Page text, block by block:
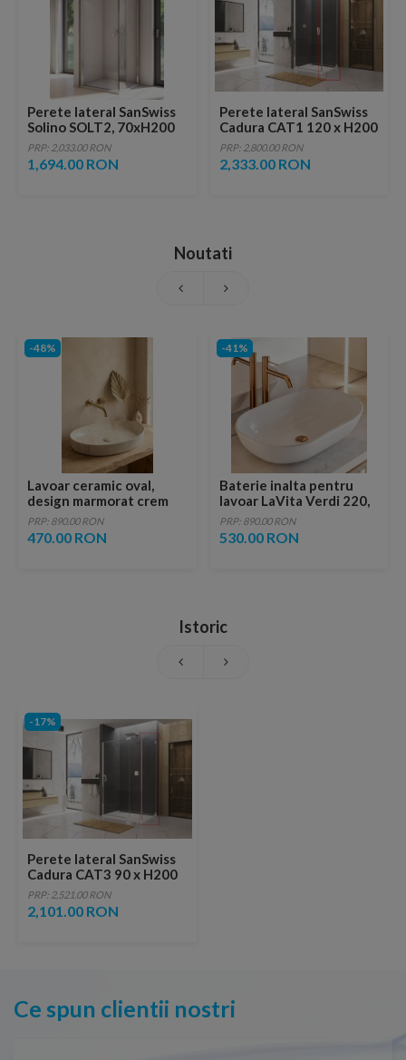
Perete lateral SanSwiss
Solino SOLT2, 70xH200
cm
PRP: 2,033.00 RON
1,694.00 RON
Perete lateral SanSwiss
Cadura CAT1 120 x H200
cm
PRP: 2,800.00 RON
2,333.00 RON
Noutati
-48%
Lavoar ceramic oval,
design marmorat crem
lucios cu vene aurii,
ventil inclus
PRP: 890.00 RON
470.00 RON
-41%
Baterie inalta pentru
lavoar LaVita Verdi 220,
fara ventil, brushed
copper
PRP: 890.00 RON
530.00 RON
Istoric
-17%
Perete lateral SanSwiss
Cadura CAT3 90 x H200
cm
PRP: 2,521.00 RON
2,101.00 RON
Ce spun clientii nostri